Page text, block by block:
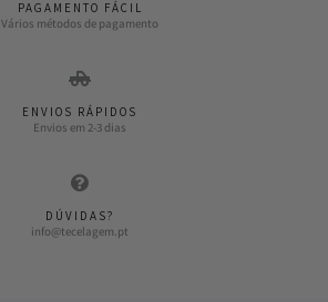
PAGAMENTO FÁCIL
Vários métodos de pagamento
ENVIOS RÁPIDOS
Envios em 2-3 dias
DÚVIDAS?
info@tecelagem.pt